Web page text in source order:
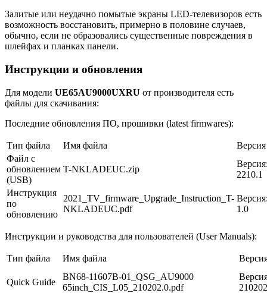
Залитые или неудачно помытые экраны LED-телевизоров есть
возможность восстановить, примерно в половине случаев,
обычно, если не образовались существенные повреждения в
шлейфах и планках панели.
Инструкции и обновления
Для модели UE65AU9000UXRU от производителя есть
файлы для скачивания:
Последние обновления ПО, прошивки (latest firmwares):
Тип файла Имя файла
Версия
Файл с
обновлением
(USB)
T-NKLADEUC.zip
2210.1
Инструкция
по
обновлению
2021_TV_firmware_Upgrade_Instruction_T-
NKLADEUC.pdf
1.0
Инструкции и руководства для пользователей (User Manuals):
Тип файла Имя файла
Quick Guide
BN68-11607B-01_QSG_AU9000
65inch_CIS_L05_210202.0.pdf